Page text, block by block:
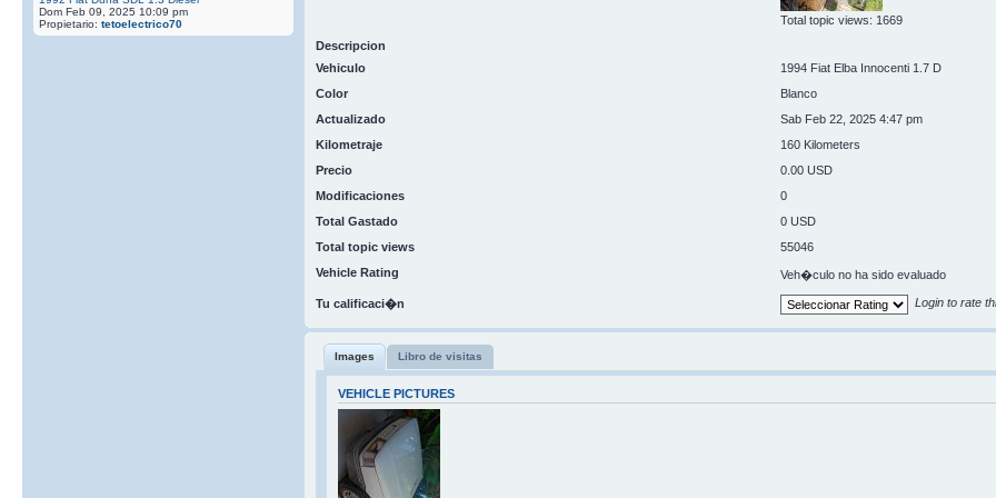
Dom Feb 09, 2025 10:09 pm
Propietario: tetoelectrico70
Total topic views: 1669
Descripcion
Vehiculo
1994 Fiat Elba Innocenti 1.7 D
Color
Blanco
Actualizado
Sab Feb 22, 2025 4:47 pm
Kilometraje
160 Kilometers
Precio
0.00 USD
Modificaciones
0
Total Gastado
0 USD
Total topic views
55046
Vehicle Rating
Veh�culo no ha sido evaluado
Tu calificaci�n Login to rate
Images Libro de visitas
VEHICLE PICTURES